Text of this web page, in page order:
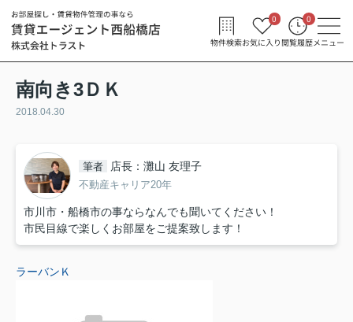
物件検索お気に入り
0
閲覧履歴
0
メニュー
南向き3ＤＫ
2018.04.30
筆者 店長：灘山 友理子
不動産キャリア20年
市川市・船橋市の事ならなんでも聞いてください！
市民目線で楽しくお部屋をご提案致します！
ラーバンＫ